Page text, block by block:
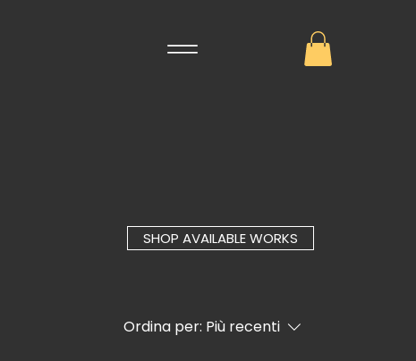
SHOP AVAILABLE WORKS
Ordina per: Più recenti